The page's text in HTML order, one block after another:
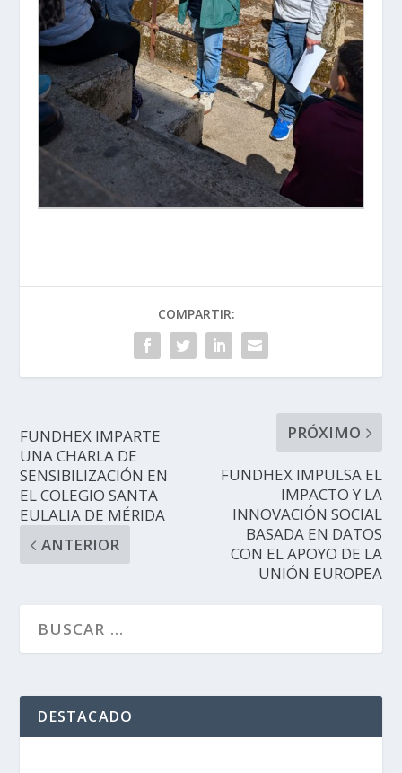
COMPARTIR:
FUNDHEX IMPARTE
UNA CHARLA DE
SENSIBILIZACIÓN EN
EL COLEGIO SANTA
EULALIA DE MÉRIDA
ANTERIOR
PRÓXIMO
FUNDHEX IMPULSA EL
IMPACTO Y LA
INNOVACIÓN SOCIAL
BASADA EN DATOS
CON EL APOYO DE LA
UNIÓN EUROPEA
DESTACADO